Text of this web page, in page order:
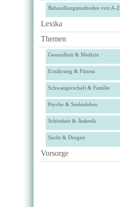
Behandlungsmethoden von A-Z
Lexika
Themen
Gesundheit & Medizin
Ernährung & Fitness
Schwangerschaft & Familie
Psyche & Seelenleben
Schönheit & Ästhetik
Sucht & Drogen
Vorsorge